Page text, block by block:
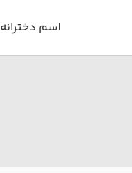
اسم دخترانه